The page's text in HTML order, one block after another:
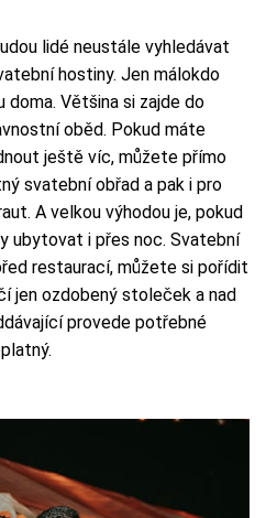
lidé neustále vyhledávat
hostiny. Jen málokdo
Většina si zajde do
oběd. Pokud máte
ještě víc, můžete přímo
svatební obřad a pak i pro
A velkou výhodou je, pokud
ubytovat i přes noc. Svatební
restaurací, můžete si pořídit
jen ozdobený stoleček a nad
provede potřebné